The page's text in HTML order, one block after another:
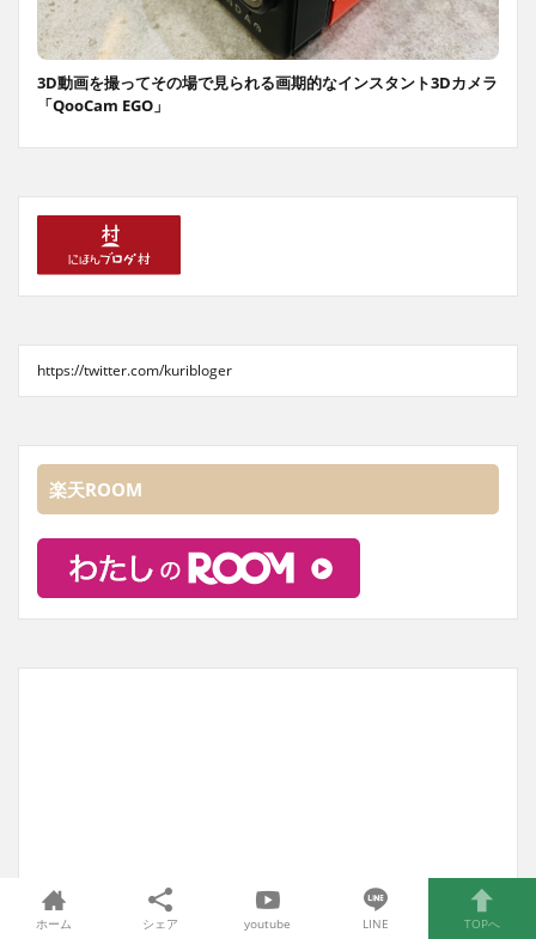
3D動画を撮ってその場で見られる画期的なインスタント3Dカメラ
「QooCam EGO」
https://twitter.com/kuribloger
楽天ROOM
ホーム シェア youtube LINE TOPへ